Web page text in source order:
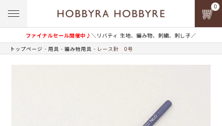
ファイナルセール開催中♪＼リバティ 生地、編み物、刺繍、刺し子／
0
トップページ 用具 編み物用具 レース針 0号